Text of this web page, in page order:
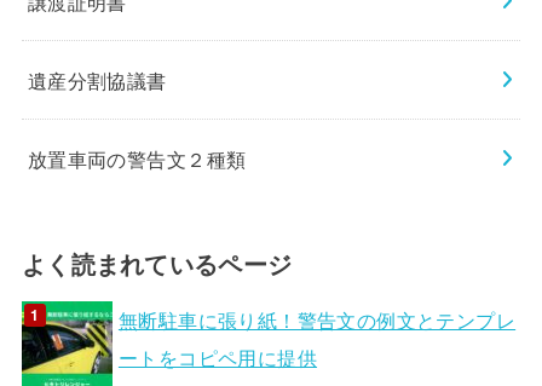
遺産分割協議書
放置車両の警告文２種類
よく読まれているページ
無断駐車に張り紙！警告文の例文とテンプレ
ートをコピペ用に提供